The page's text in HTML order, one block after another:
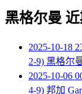
黑格尔曼
2025-10-18
2-9) 黑格尔
2025-10-06
4-9) 邦加